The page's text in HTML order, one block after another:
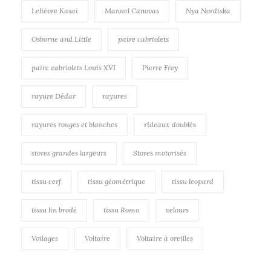
Lelièvre Kasai Manuel Canovas Nya Nordiska
Osborne and Little paire cabriolets
paire cabriolets Louis XVI Pierre Frey
rayure Dédar rayures
rayures rouges et blanches rideaux doublés
stores grandes largeurs Stores motorisés
tissu cerf tissu géométrique tissu leopard
tissu lin brodé tissu Romo velours
Voilages Voltaire Voltaire à oreilles